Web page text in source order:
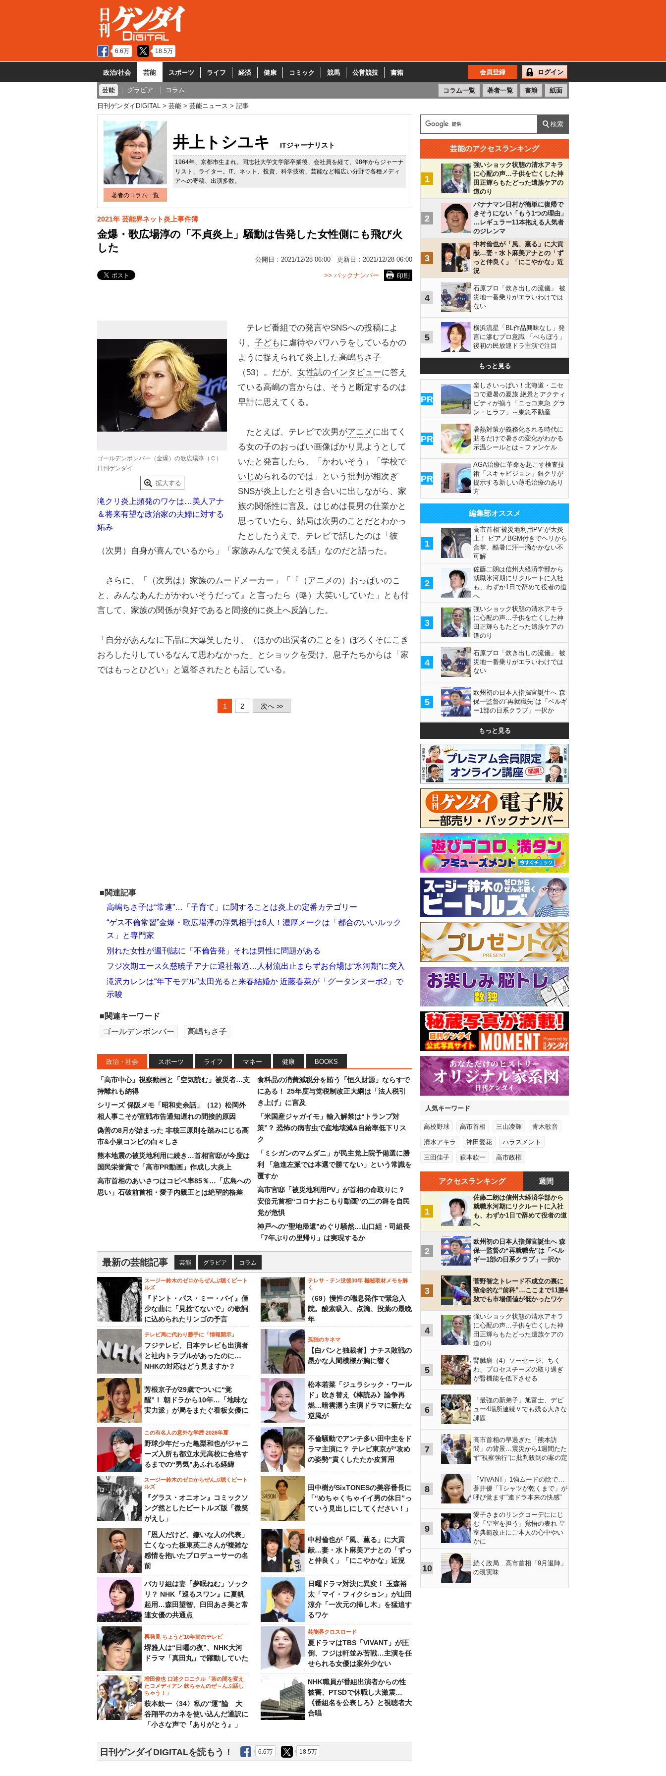
6.6万 18.5万
政治/社会 芸能 スポーツ ライフ 経済 健康 コミック 競馬 公営競技 書籍 会員登録 ログイン
芸能 グラビア コラム コラム一覧 著者一覧 書籍 紙面
日刊ゲンダイDIGITAL 芸能 芸能ニュース 記事
著者のコラム一覧
井上トシユキ ITジャーナリスト
1964年、京都市生まれ。同志社大学文学部卒業後、会社員を経て、98年からジャーナ
リスト、ライター。IT、ネット、投資、科学技術、芸能など幅広い分野で各種メディ
アへの寄稿、出演多数。
2021年 芸能界ネット炎上事件簿
金爆・歌広場淳の「不貞炎上」騒動は告発した女性側にも飛び火
した
公開日： 2021/12/28 06:00 更新日： 2021/12/28 06:00
印刷
>> バックナンバー
ゴールデンボンバー（金爆）の歌広場淳（Ｃ）
日刊ゲンダイ
拡大する
滝クリ炎上頻発のワケは…美人アナ
＆将来有望な政治家の夫婦に対する
妬み
テレビ番組での発言やSNSへの投稿によ
り、 子どもに虐待やパワハラをしているかの
ように捉えられて炎上 した高嶋ちさ子
（53）。だが、 女性誌のインタビューに答え
ている高嶋の言からは、そうと断定するのは
早計に思えてくる。
たとえば、テレビで次男がアニメ に出てく
る女の子のおっぱい画像ばかり見ようとして
いたと発言したら、「かわいそう」「学校で
いじめ られるのでは」という批判が相次ぎ
SNSが炎上したと引き合いに出しながら、家
族の関係性に言及。はじめは長男の仕業かと
思っていたら、結局は次男のことだとわかっ
たとしたうえで、テレビで話したのは「彼
（次男）自身が喜んでいるから」「家族みんなで笑える話」なのだと語った。
さらに、「（次男は）家族のムー ドメーカー」「『（アニメの）おっぱいのこ
と、みんなあんたがかわいそうだって』と言ったら（略）大笑いしていた」とも付
言して、家族の関係が良好であると間接的に炎上へ反論した。
「自分があんなに下品に大爆笑したり、（ほかの出演者のことを）ぼろくそにこき
おろしたりしているなんて思わなかった」とショックを受け、息子たちからは「家
ではもっとひどい」と返答されたとも話している。
1 2 次へ >>
■関連記事
高嶋ちさ子は“常連”…「子育て」に関することは炎上の定番カテゴリー
“ゲス不倫常習”金爆・歌広場淳の浮気相手は6人！濃厚メークは「都合のいいルック
ス」と専門家
別れた女性が週刊誌に「不倫告発」それは男性に問題がある
フジ次期エース久慈暁子アナに退社報道…人材流出止まらずお台場は“氷河期”に突入
滝沢カレンは“年下モデル”太田光ると来春結婚か 近藤春菜が「グータンヌーボ2」で
示唆
■関連キーワード
ゴールデンボンバー
高嶋ちさ子
政治・社会 スポーツ ライフ マネー 健康 BOOKS
「高市中心」視察動画と「空気読む」被災者…支
持離れも納得
シリーズ 保阪メモ「昭和史余話」（12）松岡外
相人事こそが宣戦布告通知遅れの間接的原因
偽善の8月が始まった 非核三原則を踏みにじる高
市&小泉コンビの白々しさ
熊本地震の被災地利用に続き…首相官邸が今度は
国民栄誉賞で「高市PR動画」作成し大炎上
高市首相のあいさつはコピペ率85％…「広島への
思い」石破前首相・愛子内親王とは絶望的格差
食料品の消費減税分を賄う「恒久財源」ならすで
にある！ 25年度与党税制改正大綱は「法人税引
き上げ」に言及
「米国産ジャガイモ」輸入解禁は“トランプ対
策”？ 恐怖の病害虫で産地壊滅&自給率低下リス
ク
「ミシガンのマムダニ」が民主党上院予備選に勝
利 「急進左派では本選で勝てない」という常識を
覆すか
高市官邸「被災地利用PV」が首相の命取りに？
安倍元首相“コロナおこもり動画”の二の舞を自民
党が危惧
神戸への“聖地帰還”めぐり騒然…山口組・司組長
「7年ぶりの里帰り」は実現するか
最新の芸能記事 芸能 グラビア コラム
スージー鈴木のゼロからぜんぶ聴くビート
ルズ
『ドント・パス・ミー・バイ』僅
少な曲に「見捨てないで」の歌詞
に込められたリンゴの予言
テレサ・テン没後30年 極秘取材メモを解
く
（69）慢性の喘息発作で緊急入
院。酸素吸入、点滴、投薬の最晩
年
テレビ局に代わり勝手に「情報開示」
フジテレビ、日本テレビも出演者
と社内トラブルがあったのに…
NHKの対応はどう見ますか？
孤独のキネマ
【白パンと独裁者】ナチス敗戦の
愚かな人間模様が胸に響く
芳根京子が29歳でついに“覚
醒”！ 朝ドラから10年…「地味な
実力派」が局をまたぐ看板女優に
松本若菜「ジュラシック・ワール
ド」吹き替え《棒読み》論争再
燃…暗雲漂う主演ドラマに新たな
逆風が
この有名人の意外な学歴 2026年夏
野球少年だった亀梨和也がジャニ
ーズ入所も都立水元高校に合格す
るまでの“男気”あふれる経緯
不倫騒動でアンチ多い田中圭をド
ラマ主演に？ テレビ東京が“攻め
の姿勢”貫くしたたか皮算用
スージー鈴木のゼロからぜんぶ聴くビート
ルズ
『グラス・オニオン』コミックソ
ング然としたビートルズ版「微笑
がえし」
田中樹がSixTONESの美容番長に
「“めちゃくちゃイイ男の休日”っ
ていう見出しにしてください！」
「恩人だけど、嫌いな人の代表」
亡くなった板東英二さんが複雑な
感情を抱いたプロデューサーの名
前
中村倫也が「風、薫る」に大貢
献…妻・水卜麻美アナとの「ずっ
と仲良く」「にこやかな」近況
バカリ組は妻「夢眠ねむ」ソック
リ？ NHK『巡るスワン』に夏帆
起用…森田望智、臼田あさ美と常
連女優の共通点
日曜ドラマ対決に異変！ 玉森裕
太「マイ・フィクション」が山田
涼介「一次元の挿し木」を猛追す
るワケ
再発見 ちょうど10年前のテレビ
堺雅人は“日曜の夜”、NHK大河
ドラマ「真田丸」で躍動していた
芸能界クロスロード
夏ドラマはTBS「VIVANT」が圧
倒、フジは軒並み苦戦…主演を任
せられる女優は案外少ない
増田俊也 口述クロニクル「茶の間を変え
たコメディアン 欽ちゃんのぜ～んぶ話し
ちゃう！」
萩本欽一〈34〉私の“運”論 大
谷翔平のカネを使い込んだ通訳に
「小さな声で『ありがとう』」
NHK職員が番組出演者からの性
被害、PTSDで休職し大激震…
《番組名を公表しろ》と視聴者大
合唱
日刊ゲンダイDIGITALを読もう！ 6.6万 18.5万
芸能のアクセスランキング
1
強いショック状態の清水アキラ
に心配の声…子供を亡くした神
田正輝らもたどった遺族ケアの
道のり
2
バナナマン日村が簡単に復帰で
きそうにない「もう1つの理由」
…レギュラー11本抱える人気者
のジレンマ
3
中村倫也が「風、薫る」に大貢
献…妻・水卜麻美アナとの「ず
っと仲良く」「にこやかな」近
況
4
石原プロ「炊き出しの流儀」 被
災地一番乗りがエラいわけでは
ない
5
横浜流星「BL作品興味なし」発
言に滲むプロ意識 「べらぼう」
後初の民放連ドラ主演で注目
もっと見る
PR
楽しさいっぱい！北海道・ニセ
コで避暑の夏旅 絶景とアクティ
ビティが揃う「ニセコ東急 グラ
ン・ヒラフ」～東急不動産
PR
暑熱対策が義務化される時代に
貼るだけで暑さの変化がわかる
示温シールとは～ファンケル
PR
AGA治療に革命を起こす検査技
術「スキャビジョン」銀クリが
提示する新しい薄毛治療のあり
方
編集部オススメ
1
高市首相“被災地利用PV”が大炎
上！ ピアノBGM付きでヘリから
合掌、酷暑に汗一滴かかない不
可解
2
佐藤二朗は信州大経済学部から
就職氷河期にリクルートに入社
も、わずか1日で辞めて役者の道
へ
3
強いショック状態の清水アキラ
に心配の声…子供を亡くした神
田正輝らもたどった遺族ケアの
道のり
4
石原プロ「炊き出しの流儀」 被
災地一番乗りがエラいわけでは
ない
5
欧州初の日本人指揮官誕生へ 森
保一監督の“再就職先”は「ベルギ
ー1部の日系クラブ」一択か
もっと見る
人気キーワード
高校野球 高市首相 三山凌輝 青木歌音
清水アキラ 神田愛花 ハラスメント
三田佳子 萩本欽一 高市政権
アクセスランキング 週間
1
佐藤二朗は信州大経済学部から
就職氷河期にリクルートに入社
も、わずか1日で辞めて役者の道
へ
2
欧州初の日本人指揮官誕生へ 森
保一監督の“再就職先”は「ベル
ギー1部の日系クラブ」一択か
3
菅野智之トレード不成立の裏に
致命的な“前科”…ここまで11勝4
敗でも市場価値が低かったワケ
4
強いショック状態の清水アキラ
に心配の声…子供を亡くした神
田正輝らもたどった遺族ケアの
道のり
5
腎臓病（4）ソーセージ、ちく
わ、プロセスチーズの取り過ぎ
が腎機能を低下させる
6
「最強の新弟子」旭富士、デビ
ュー4場所連続Ｖでも残る大きな
課題
7
高市首相の早過ぎた「熊本訪
問」の背景…震災から1週間たた
ず“視察強行”に批判殺到の案の定
8
「VIVANT」1強ムードの陰で…
蒼井優「Tシャツが乾くまで」が
呼び覚ます"連ドラ本来の快感"
9
愛子さまのリンクコーデににじ
む「皇室を担う」覚悟の表れ 皇
室典範改正にご本人の心中やい
かに
10
続く政局…高市首相「9月退陣」
の現実味